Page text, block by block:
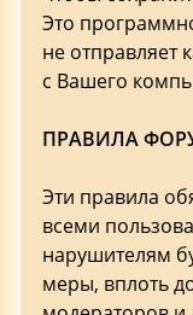
Это
не
с Вашего
ПРАВИЛА
Эти правила
всеми
нарушителям
меры, вплоть